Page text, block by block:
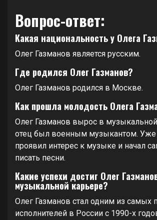
Вопрос-ответ:
Какая национальность у Олега
Олег Газманов является русским.
Где родился Олег Газманов?
Олег Газманов родился в Москве.
Как прошла молодость Олега
Олег Газманов вырос в
отец был военным музыкантом.
проявил интерес к музыке и начал
писать песни.
Какие успехи достиг Олег
музыкальной карьере?
Олег Газманов стал одним из самых
исполнителей в России с 1990-х